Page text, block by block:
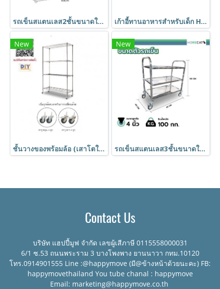
รถเข็นสแตนเลส2ชั้นขนาดใหญ่ 850x450x900 มม.มีที่กั้นกันของหล่น BX-M145M HORECAT เก้าอี้ทานอาหารสำหรับเด็ก HORECAT 56053
New
ชั้นวางของพร้อมล้อ (เสาโตใหญ่1นิ้ว) ชั้นอเนกประสงค์ชุบโครเมี่ยม ชั้นวาง4ชั้น ถอดประกอบได้ Shelf ตรา Happy Move
New
รถเข็นสแตนเลส3ชั้นขนาดใหญ่ 850x450x900 มม. BX-M143M HORECAT
Contact Us
บริษัท แฮปปี้มูฟ จำกัด เลขผู้เสีภาษี 0115558000031
6/1 ซ.53 ถนนพระราม 3 บางโพงพาง ยานนาวา กทม.10120
โทร.0914901555 Line :@happymove (มี@ข้างหน้าด้วยนะคะ) FB:
happymovethailand You tube chanal : happymove
Email: marketing@happymove.co.th